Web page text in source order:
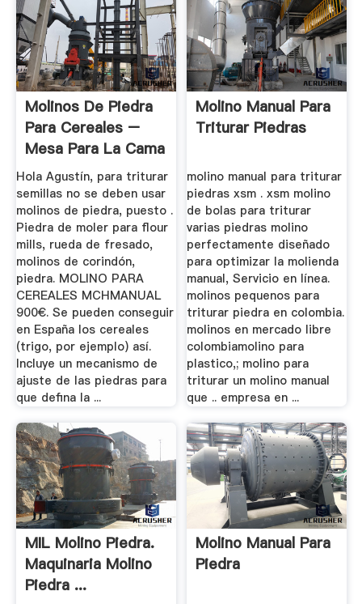
Molinos De Piedra
Para Cereales –
Mesa Para La Cama
Hola Agustín, para triturar
semillas no se deben usar
molinos de piedra, puesto .
Piedra de moler para flour
mills, rueda de fresado,
molinos de corindón,
piedra. MOLINO PARA
CEREALES MCHMANUAL
900€. Se pueden conseguir
en España los cereales
(trigo, por ejemplo) así.
Incluye un mecanismo de
ajuste de las piedras para
que defina la ...
Molino Manual Para
Triturar Piedras
molino manual para triturar
piedras xsm . xsm molino
de bolas para triturar
varias piedras molino
perfectamente diseñado
para optimizar la molienda
manual, Servicio en línea.
molinos pequenos para
triturar piedra en colombia.
molinos en mercado libre
colombiamolino para
plastico,; molino para
triturar un molino manual
que .. empresa en ...
MIL Molino Piedra.
Maquinaria Molino
Piedra ...
Molino Manual Para
Piedra